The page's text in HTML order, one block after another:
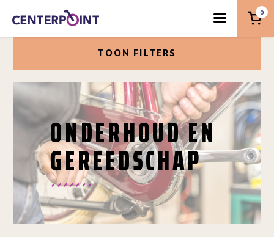
0
ONDERHOUD EN
GEREEDSCHAP
TOON FILTERS